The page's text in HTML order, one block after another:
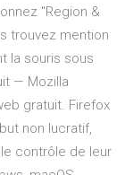
"Region &
trouvez mention
la souris sous
— Mozilla
gratuit. Firefox
non lucratif,
contrôle de leur